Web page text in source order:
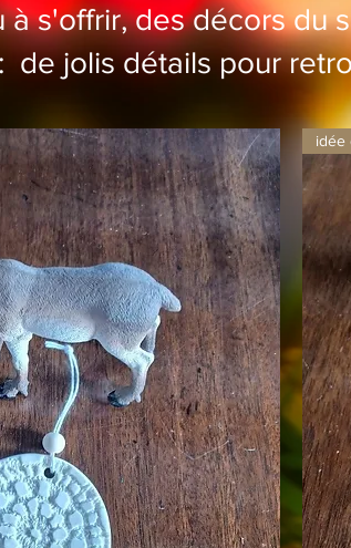
à s'offrir, des décors du
de jolis détails pour
idée